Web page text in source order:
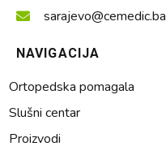
sarajevo@cemedic.ba
NAVIGACIJA
Ortopedska pomagala
Slušni centar
Proizvodi